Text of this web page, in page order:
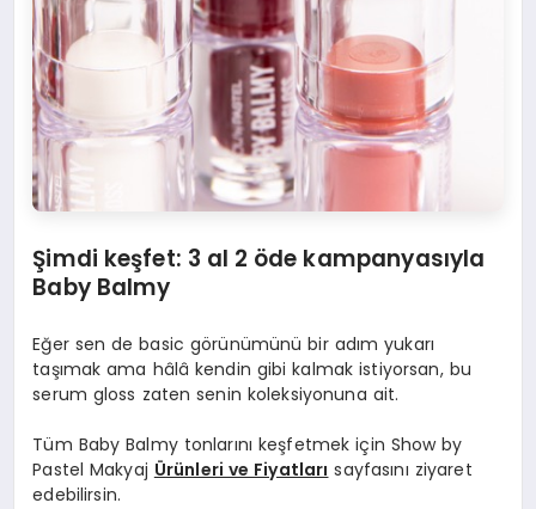
Şimdi keşfet: 3 al 2 öde kampanyasıyla
Baby Balmy
Eğer sen de basic görünümünü bir adım yukarı
taşımak ama hâlâ kendin gibi kalmak istiyorsan, bu
serum gloss zaten senin koleksiyonuna ait.
Tüm Baby Balmy tonlarını keşfetmek için Show by
Pastel Makyaj Ürünleri ve Fiyatları sayfasını ziyaret
edebilirsin.